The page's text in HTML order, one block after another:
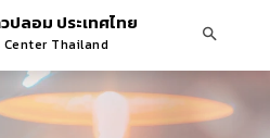
ปลอม ประเทศไทย
Center Thailand